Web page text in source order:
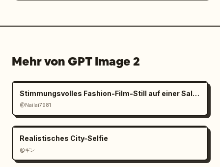
Mehr von GPT Image 2
Stimmungsvolles Fashion-Film-Still auf einer Salzpfanne
@Nailai7981
Realistisches City-Selfie
@ギン